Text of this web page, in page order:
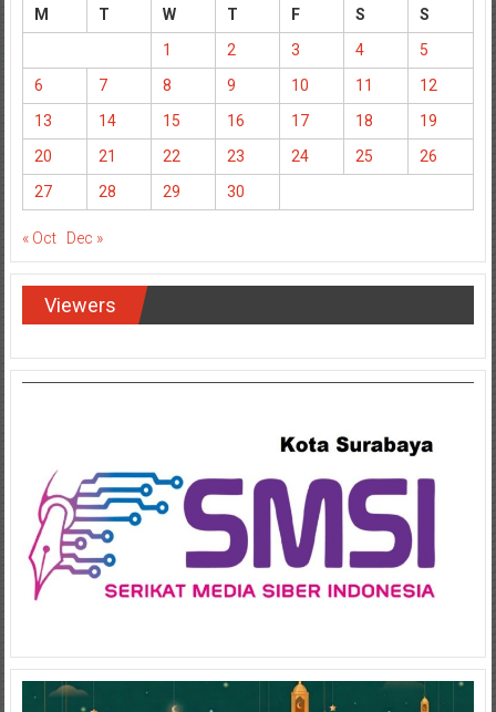
M T W T F S
S
1
2 3 4
5
6
7 8 9 10 11
12
13
14 15 16 17 18
19
20
21 22 23 24 25
26
27
28 29 30
« Oct Dec »
Viewers